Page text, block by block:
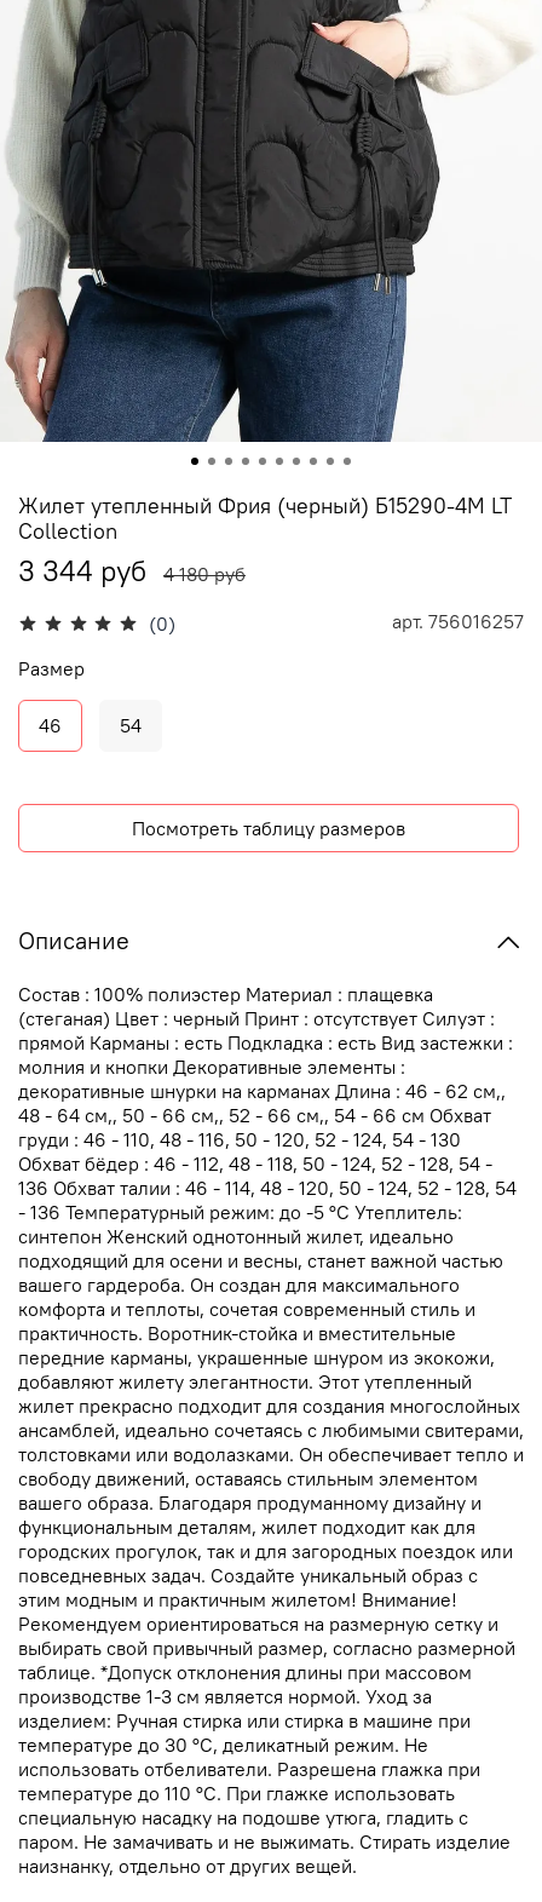
(0) арт. 756016257
Жилет утепленный Фрия (черный) Б15290-4М LT
Collection
3 344 руб 4 180 руб
Размер
46 54
Посмотреть таблицу размеров
Описание
Состав : 100% полиэстер Материал : плащевка
(стеганая) Цвет : черный Принт : отсутствует Силуэт :
прямой Карманы : есть Подкладка : есть Вид застежки :
молния и кнопки Декоративные элементы :
декоративные шнурки на карманах Длина : 46 - 62 см,,
48 - 64 см,, 50 - 66 см,, 52 - 66 см,, 54 - 66 см Обхват
груди : 46 - 110, 48 - 116, 50 - 120, 52 - 124, 54 - 130
Обхват бёдер : 46 - 112, 48 - 118, 50 - 124, 52 - 128, 54 -
136 Обхват талии : 46 - 114, 48 - 120, 50 - 124, 52 - 128, 54
- 136 Температурный режим: до -5 °C Утеплитель:
синтепон Женский однотонный жилет, идеально
подходящий для осени и весны, станет важной частью
вашего гардероба. Он создан для максимального
комфорта и теплоты, сочетая современный стиль и
практичность. Воротник-стойка и вместительные
передние карманы, украшенные шнуром из экокожи,
добавляют жилету элегантности. Этот утепленный
жилет прекрасно подходит для создания многослойных
ансамблей, идеально сочетаясь с любимыми свитерами,
толстовками или водолазками. Он обеспечивает тепло и
свободу движений, оставаясь стильным элементом
вашего образа. Благодаря продуманному дизайну и
функциональным деталям, жилет подходит как для
городских прогулок, так и для загородных поездок или
повседневных задач. Создайте уникальный образ с
этим модным и практичным жилетом! Внимание!
Рекомендуем ориентироваться на размерную сетку и
выбирать свой привычный размер, согласно размерной
таблице. *Допуск отклонения длины при массовом
производстве 1-3 см является нормой. Уход за
изделием: Ручная стирка или стирка в машине при
температуре до 30 °C, деликатный режим. Не
использовать отбеливатели. Разрешена глажка при
температуре до 110 °C. При глажке использовать
специальную насадку на подошве утюга, гладить с
паром. Не замачивать и не выжимать. Стирать изделие
наизнанку, отдельно от других вещей.